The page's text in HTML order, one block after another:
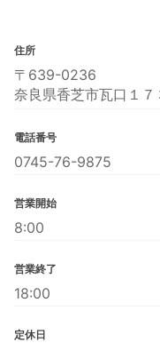
住所
〒639-0236
奈良県香芝市瓦口１７
電話番号
0745-76-9875
営業開始
8:00
営業終了
18:00
定休日